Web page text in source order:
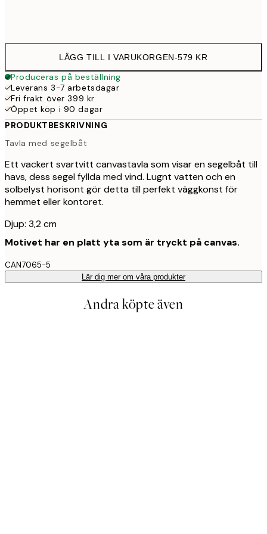
LÄGG TILL I VARUKORGEN-579 KR
Produceras på beställning
Leverans 3-7 arbetsdagar
Fri frakt över 399 kr
Öppet köp i 90 dagar
PRODUKTBESKRIVNING
Tavla med segelbåt
Ett vackert svartvitt canvastavla som visar en segelbåt till
havs, dess segel fyllda med vind. Lugnt vatten och en
solbelyst horisont gör detta till perfekt väggkonst för
hemmet eller kontoret.
Djup: 3,2 cm
Motivet har en platt yta som är tryckt på canvas.
CAN7065-5
Lär dig mer om våra produkter
Andra köpte även